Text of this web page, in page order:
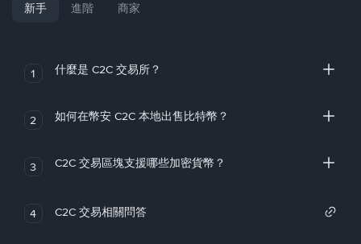
新手 進階 商家
1 什麼是 C2C 交易所？
2 如何在幣安 C2C 本地出售比特幣？
3 C2C 交易區塊支援哪些加密貨幣？
4 C2C 交易相關問答